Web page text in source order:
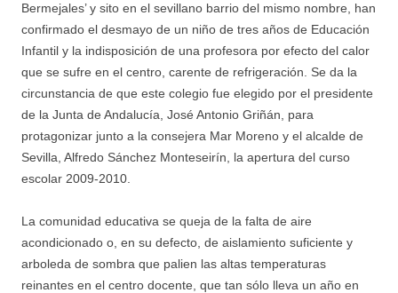
Bermejales’ y sito en el sevillano barrio del mismo nombre, han
confirmado el desmayo de un niño de tres años de Educación
Infantil y la indisposición de una profesora por efecto del calor
que se sufre en el centro, carente de refrigeración. Se da la
circunstancia de que este colegio fue elegido por el presidente
de la Junta de Andalucía, José Antonio Griñán, para
protagonizar junto a la consejera Mar Moreno y el alcalde de
Sevilla, Alfredo Sánchez Monteseirín, la apertura del curso
escolar 2009-2010.
La comunidad educativa se queja de la falta de aire
acondicionado o, en su defecto, de aislamiento suficiente y
arboleda de sombra que palien las altas temperaturas
reinantes en el centro docente, que tan sólo lleva un año en